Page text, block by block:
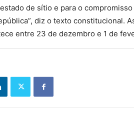
de sítio e para o
diz o texto constitucional.
entre 23 de dezembro e 1 de